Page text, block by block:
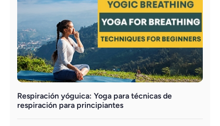
Respiración yóguica: Yoga para técnicas de
respiración para principiantes